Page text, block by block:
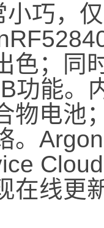
巧，
色；同
功能。
物电池
。
在线更